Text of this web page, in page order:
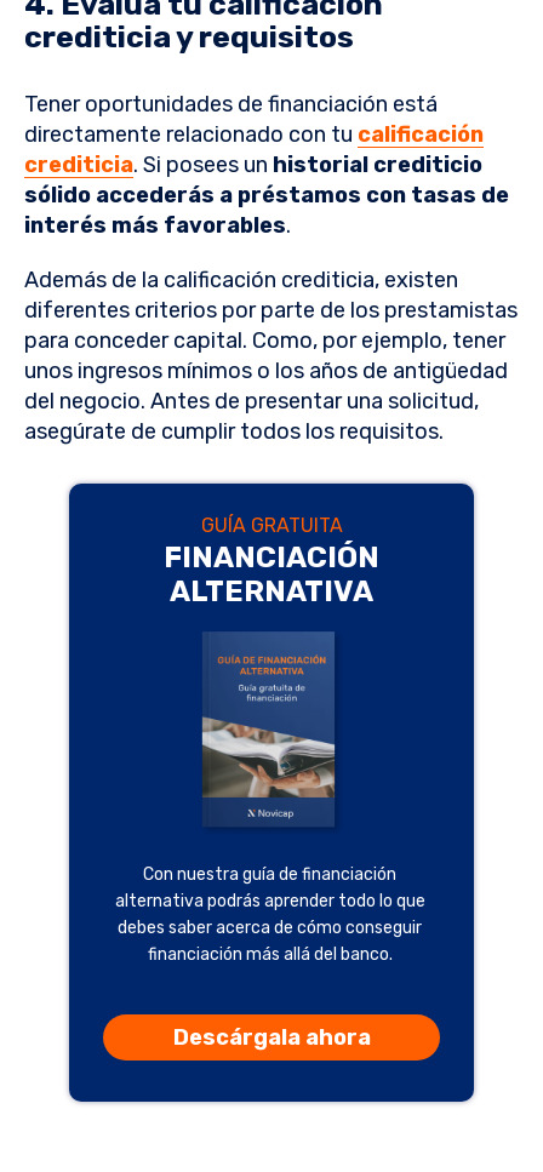
crediticia y requisitos
Tener oportunidades de financiación está
directamente relacionado con tu calificación
crediticia. Si posees un historial crediticio
sólido accederás a préstamos con tasas de
interés más favorables.
Además de la calificación crediticia, existen
diferentes criterios por parte de los prestamistas
para conceder capital. Como, por ejemplo, tener
unos ingresos mínimos o los años de antigüedad
del negocio. Antes de presentar una solicitud,
asegúrate de cumplir todos los requisitos.
Con nuestra guía de financiación
alternativa podrás aprender todo lo que
debes saber acerca de cómo conseguir
financiación más allá del banco.
FINANCIACIÓN
ALTERNATIVA
GUÍA GRATUITA
Descárgala ahora